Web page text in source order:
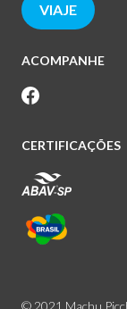
VIAJE
ACOMPANHE
CERTIFICAÇÕES